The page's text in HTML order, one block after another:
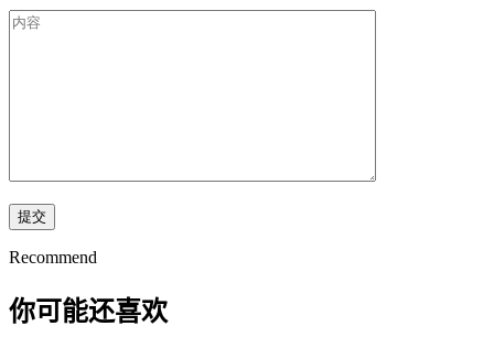
Recommend
你可能还喜欢